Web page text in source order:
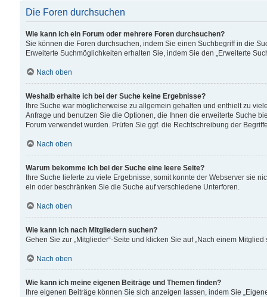
Die Foren durchsuchen
Wie kann ich ein Forum oder mehrere Foren durchsuchen?
Sie können die Foren durchsuchen, indem Sie einen Suchbegriff in die
Erweiterte Suchmöglichkeiten erhalten Sie, indem Sie den „Erweiterte
Nach oben
Weshalb erhalte ich bei der Suche keine Ergebnisse?
Ihre Suche war möglicherweise zu allgemein gehalten und enthielt zu
Anfrage und benutzen Sie die Optionen, die Ihnen die erweiterte Suche
Forum verwendet wurden. Prüfen Sie ggf. die Rechtschreibung der
Nach oben
Warum bekomme ich bei der Suche eine leere Seite?
Ihre Suche lieferte zu viele Ergebnisse, somit konnte der Webserver sie
ein oder beschränken Sie die Suche auf verschiedene Unterforen.
Nach oben
Wie kann ich nach Mitgliedern suchen?
Gehen Sie zur „Mitglieder“-Seite und klicken Sie auf „Nach einem Mitglied
Nach oben
Wie kann ich meine eigenen Beiträge und Themen finden?
Ihre eigenen Beiträge können Sie sich anzeigen lassen, indem Sie